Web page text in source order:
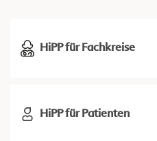
HiPP für Fachkreise
HiPP für Patienten